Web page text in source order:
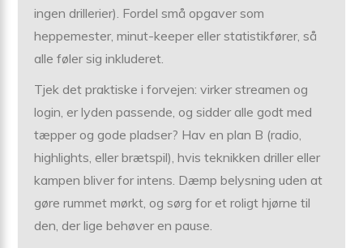
ingen drillerier). Fordel små opgaver som
heppemester, minut-keeper eller statistikfører, så
alle føler sig inkluderet.
Tjek det praktiske i forvejen: virker streamen og
login, er lyden passende, og sidder alle godt med
tæpper og gode pladser? Hav en plan B (radio,
highlights, eller brætspil), hvis teknikken driller eller
kampen bliver for intens. Dæmp belysning uden at
gøre rummet mørkt, og sørg for et roligt hjørne til
den, der lige behøver en pause.